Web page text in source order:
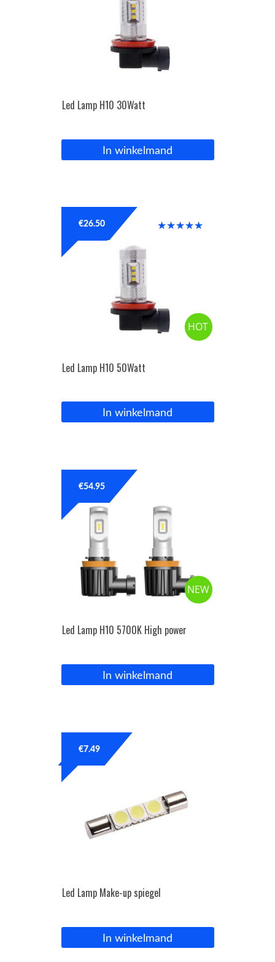
Led Lamp H10 30Watt
In winkelmand
HOT
Led Lamp H10 50Watt
€26.50
In winkelmand
NEW
Led Lamp H10 5700K High power
€54.95
In winkelmand
Led Lamp Make-up spiegel
€7.49
In winkelmand